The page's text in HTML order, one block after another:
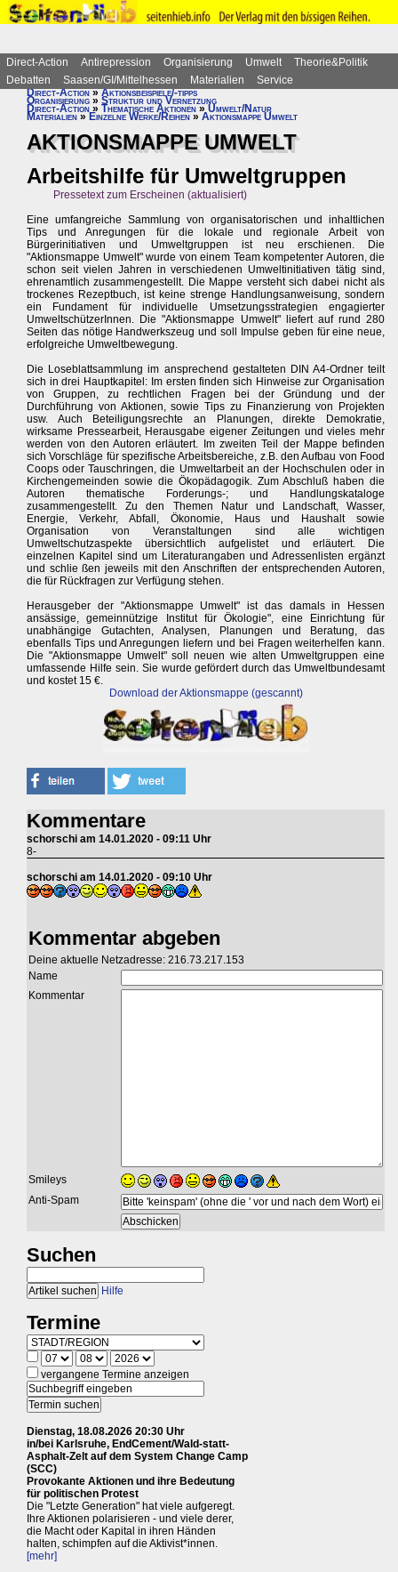
Direct-Action Antirepression Organisierung Umwelt
Theorie&Politik
Debatten
Saasen/GI/Mittelhessen Materialien
Service
Direct-Action»Aktionsbeispiele/-tipps
Organisierung » Struktur und Vernetzung
Direct-Action » Thematische Aktionen » Umwelt/Natur
Materialien » Einzelne Werke/Reihen » Aktionsmappe Umwelt
AKTIONSMAPPE UMWELT
Arbeitshilfe für Umweltgruppen
Pressetext zum Erscheinen (aktualisiert)
Eine umfangreiche Sammlung von organisatorischen und inhaltlichen
Tips und Anregungen für die lokale und regionale Arbeit von
Bürgerinitiativen und Umweltgruppen ist neu erschienen. Die
"Aktionsmappe Umwelt" wurde von einem Team kompetenter Autoren, die
schon seit vielen Jahren in verschiedenen Umweltinitiativen tätig sind,
ehrenamtlich zusammengestellt. Die Mappe versteht sich dabei nicht als
trockenes Rezeptbuch, ist keine strenge Handlungsanweisung, sondern
ein Fundament für individuelle Umsetzungsstrategien engagierter
UmweltschützerInnen. Die "Aktionsmappe Umwelt" liefert auf rund 280
Seiten das nötige Handwerkszeug und soll Impulse geben für eine neue,
erfolgreiche Umweltbewegung.
Die Loseblattsammlung im ansprechend gestalteten DIN A4-Ordner teilt
sich in drei Hauptkapitel: Im ersten finden sich Hinweise zur Organisation
von Gruppen, zu rechtlichen Fragen bei der Gründung und der
Durchführung von Aktionen, sowie Tips zu Finanzierung von Projekten
usw. Auch Beteiligungsrechte an Planungen, direkte Demokratie,
wirksame Pressearbeit, Herausgabe eigener Zeitungen und vieles mehr
werden von den Autoren erläutert. Im zweiten Teil der Mappe befinden
sich Vorschläge für spezifische Arbeitsbereiche, z.B. den Aufbau von Food
Coops oder Tauschringen, die Umweltarbeit an der Hochschulen oder in
Kirchengemeinden sowie die Ökopädagogik. Zum Abschluß haben die
Autoren thematische Forderungs-; und Handlungskataloge
zusammengestellt. Zu den Themen Natur und Landschaft, Wasser,
Energie, Verkehr, Abfall, Ökonomie, Haus und Haushalt sowie
Organisation von Veranstaltungen sind alle wichtigen
Umweltschutzaspekte übersichtlich aufgelistet und erläutert. Die
einzelnen Kapitel sind um Literaturangaben und Adressenlisten ergänzt
und schlie ßen jeweils mit den Anschriften der entsprechenden Autoren,
die für Rückfragen zur Verfügung stehen.
Herausgeber der "Aktionsmappe Umwelt" ist das damals in Hessen
ansässige, gemeinnützige Institut für Ökologie", eine Einrichtung für
unabhängige Gutachten, Analysen, Planungen und Beratung, das
ebenfalls Tips und Anregungen liefern und bei Fragen weiterhelfen kann.
Die "Aktionsmappe Umwelt" soll neuen wie alten Umweltgruppen eine
umfassende Hilfe sein. Sie wurde gefördert durch das Umweltbundesamt
und kostet 15 €.
Download der Aktionsmappe (gescannt)
Kommentare
schorschi am 14.01.2020 - 09:11 Uhr
8-
schorschi am 14.01.2020 - 09:10 Uhr
Kommentar abgeben
Deine aktuelle Netzadresse: 216.73.217.153
Name
Kommentar
Smileys
Anti-Spam
Suchen
Hilfe
Termine
vergangene Termine anzeigen
Dienstag, 18.08.2026 20:30 Uhr
in/bei Karlsruhe, EndCement/Wald-statt-
Asphalt-Zelt auf dem System Change Camp
(SCC)
Provokante Aktionen und ihre Bedeutung
für politischen Protest
Die "Letzte Generation" hat viele aufgeregt.
Ihre Aktionen polarisieren - und viele derer,
die Macht oder Kapital in ihren Händen
halten, schimpfen auf die Aktivist*innen.
[mehr]